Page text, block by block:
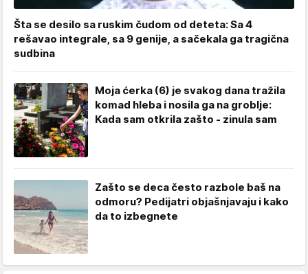
Šta se desilo sa ruskim čudom od deteta: Sa 4
rešavao integrale, sa 9 genije, a sačekala ga tragična
sudbina
Moja ćerka (6) je svakog dana tražila
komad hleba i nosila ga na groblje:
Kada sam otkrila zašto - zinula sam
Zašto se deca često razbole baš na
odmoru? Pedijatri objašnjavaju i kako
da to izbegnete